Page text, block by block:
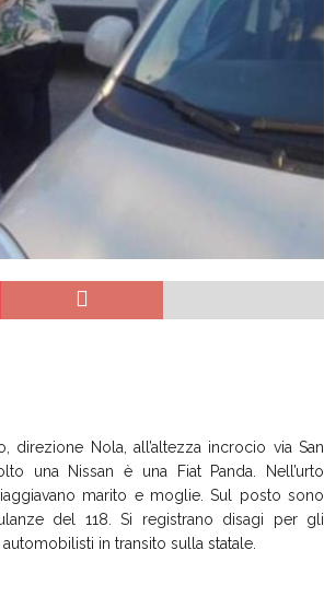
Nola, all’altezza incrocio via San
una Nissan è una Fiat Panda. Nell’urto
marito e moglie. Sul posto sono
del 118. Si registrano disagi per gli
automobilisti in transito sulla statale.